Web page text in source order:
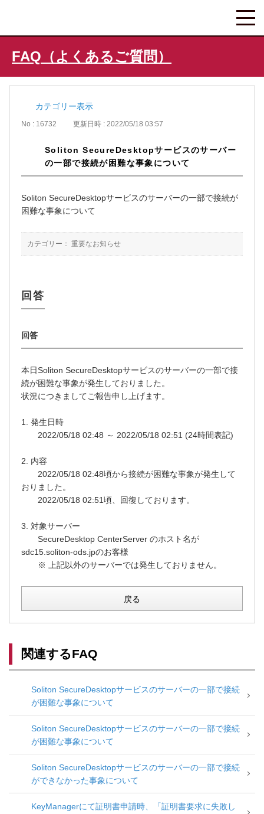
FAQ（よくあるご質問）
カテゴリー表示
No : 16732 更新日時 : 2022/05/18 03:57
Soliton SecureDesktopサービスのサーバー
の一部で接続が困難な事象について
Soliton SecureDesktopサービスのサーバーの一部で接続が
困難な事象について
カテゴリー： 重要なお知らせ
本日Soliton SecureDesktopサービスのサーバーの一部で接
続が困難な事象が発生しておりました。
状況につきましてご報告申し上げます。
1. 発生日時
2022/05/18 02:48 ～ 2022/05/18 02:51 (24時間表記)
2. 内容
2022/05/18 02:48頃から接続が困難な事象が発生して
おりました。
2022/05/18 02:51頃、回復しております。
3. 対象サーバー
SecureDesktop CenterServer のホスト名が
sdc15.soliton-ods.jpのお客様
※ 上記以外のサーバーでは発生しておりません。
戻る
関連するFAQ
Soliton SecureDesktopサービスのサーバーの一部で接続
が困難な事象について
Soliton SecureDesktopサービスのサーバーの一部で接続
が困難な事象について
Soliton SecureDesktopサービスのサーバーの一部で接続
ができなかった事象について
KeyManagerにて証明書申請時、「証明書要求に失敗し